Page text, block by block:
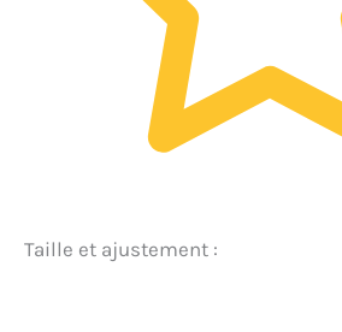
Taille et ajustement :